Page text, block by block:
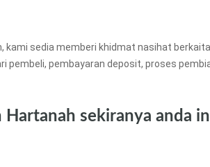
kami sedia memberi khidmat nasihat
pembeli, pembayaran deposit, proses
Hartanah sekiranya anda